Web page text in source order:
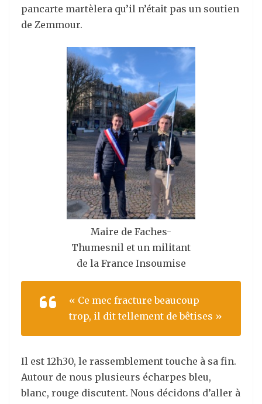
pancarte martèlera qu’il n’était pas un soutien
de Zemmour.
Maire de Faches-
Thumesnil et un militant
de la France Insoumise
« Ce mec fracture beaucoup
trop, il dit tellement de bêtises »
Il est 12h30, le rassemblement touche à sa fin.
Autour de nous plusieurs écharpes bleu,
blanc, rouge discutent. Nous décidons d’aller à